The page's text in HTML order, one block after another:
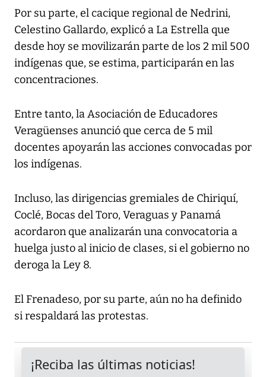
Por su parte, el cacique regional de Nedrini,
Celestino Gallardo, explicó a La Estrella que
desde hoy se movilizarán parte de los 2 mil 500
indígenas que, se estima, participarán en las
concentraciones.
Entre tanto, la Asociación de Educadores
Veragüenses anunció que cerca de 5 mil
docentes apoyarán las acciones convocadas por
los indígenas.
Incluso, las dirigencias gremiales de Chiriquí,
Coclé, Bocas del Toro, Veraguas y Panamá
acordaron que analizarán una convocatoria a
huelga justo al inicio de clases, si el gobierno no
deroga la Ley 8.
El Frenadeso, por su parte, aún no ha definido
si respaldará las protestas.